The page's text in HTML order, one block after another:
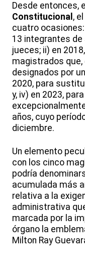
Desde entonces,
Constitucional ,
cuatro
13 integrantes
jueces; ii) en
magistrados
designados por
2020, para
y, iv) en 2023,
años, cuyo
diciembre.
Un elemento
con los cinco
podría
acumulada más
relativa a la
administrativa
marcada por la
órgano la
Milton Ray